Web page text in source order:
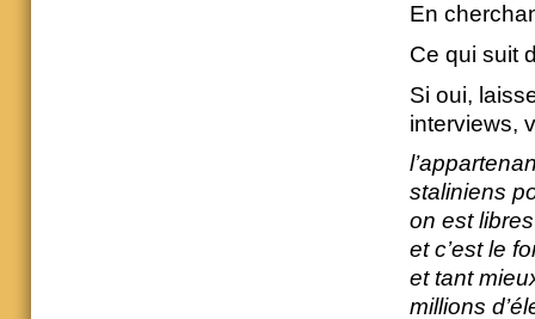
En
Ce qui suit
Si oui,
interviews,
staliniens
on est
et c’est le
et tant
millions